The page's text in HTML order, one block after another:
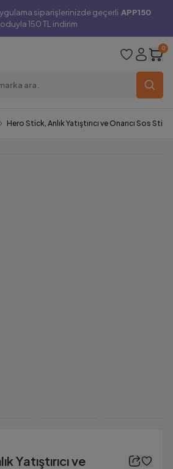
siparişlerinizde geçerli APP150
150 TL indirim
0
Hero Stick, Anlık Yatıştırıcı ve Onarıcı Sos Stick
Yatıştırıcı ve